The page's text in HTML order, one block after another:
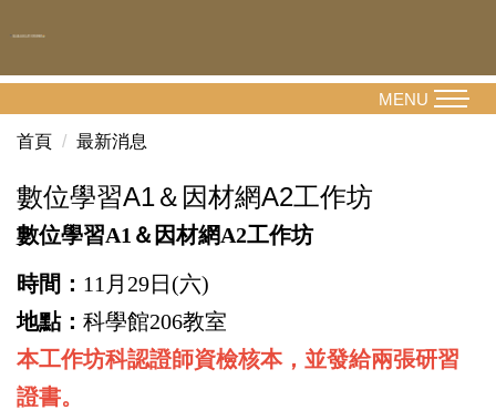
到
容
MENU
首頁 最新消息
數位學習A1＆因材網A2工作坊
數位學習A1＆因材網A2工作坊
時間： 11月29日(六)
地點： 科學館206教室
本工作坊科認證師資檢核本，並發給兩張研習
證書。